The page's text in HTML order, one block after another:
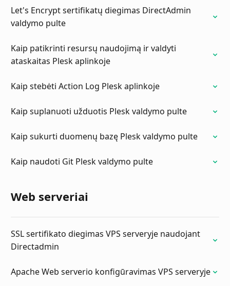
Let's Encrypt sertifikatų diegimas DirectAdmin
valdymo pulte
Kaip patikrinti resursų naudojimą ir valdyti
ataskaitas Plesk aplinkoje
Kaip stebėti Action Log Plesk aplinkoje
Kaip suplanuoti užduotis Plesk valdymo pulte
Kaip sukurti duomenų bazę Plesk valdymo pulte
Kaip naudoti Git Plesk valdymo pulte
Web serveriai
SSL sertifikato diegimas VPS serveryje naudojant
Directadmin
Apache Web serverio konfigūravimas VPS serveryje